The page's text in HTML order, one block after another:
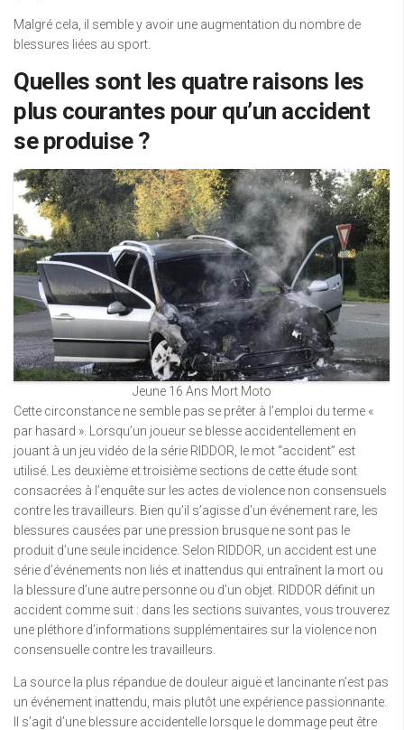
Malgré cela, il semble y avoir une augmentation du nombre de
blessures liées au sport.
Quelles sont les quatre raisons les
plus courantes pour qu’un accident
se produise ?
Jeune 16 Ans Mort Moto
Cette circonstance ne semble pas se prêter à l’emploi du terme «
par hasard ». Lorsqu’un joueur se blesse accidentellement en
jouant à un jeu vidéo de la série RIDDOR, le mot “accident” est
utilisé. Les deuxième et troisième sections de cette étude sont
consacrées à l’enquête sur les actes de violence non consensuels
contre les travailleurs. Bien qu’il s’agisse d’un événement rare, les
blessures causées par une pression brusque ne sont pas le
produit d’une seule incidence. Selon RIDDOR, un accident est une
série d’événements non liés et inattendus qui entraînent la mort ou
la blessure d’une autre personne ou d’un objet. RIDDOR définit un
accident comme suit : dans les sections suivantes, vous trouverez
une pléthore d’informations supplémentaires sur la violence non
consensuelle contre les travailleurs.
La source la plus répandue de douleur aiguë et lancinante n’est pas
un événement inattendu, mais plutôt une expérience passionnante.
Il s’agit d’une blessure accidentelle lorsque le dommage peut être